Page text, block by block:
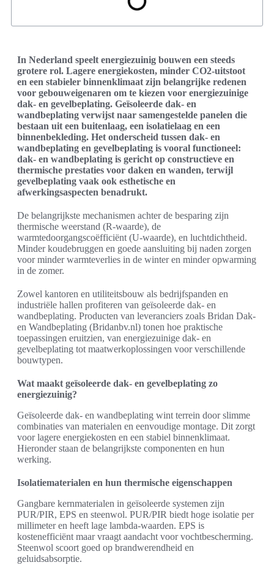
In Nederland speelt energiezuinig bouwen een steeds
grotere rol. Lagere energiekosten, minder CO2-uitstoot
en een stabieler binnenklimaat zijn belangrijke redenen
voor gebouweigenaren om te kiezen voor energiezuinige
dak- en gevelbeplating. Geïsoleerde dak- en
wandbeplating verwijst naar samengestelde panelen die
bestaan uit een buitenlaag, een isolatielaag en een
binnenbekleding. Het onderscheid tussen dak- en
wandbeplating en gevelbeplating is vooral functioneel:
dak- en wandbeplating is gericht op constructieve en
thermische prestaties voor daken en wanden, terwijl
gevelbeplating vaak ook esthetische en
afwerkingsaspecten benadrukt.
De belangrijkste mechanismen achter de besparing zijn
thermische weerstand (R-waarde), de
warmtedoorgangscoëfficiënt (U-waarde), en luchtdichtheid.
Minder koudebruggen en goede aansluiting bij naden zorgen
voor minder warmteverlies in de winter en minder opwarming
in de zomer.
Zowel kantoren en utiliteitsbouw als bedrijfspanden en
industriële hallen profiteren van geïsoleerde dak- en
wandbeplating. Producten van leveranciers zoals Bridan Dak-
en Wandbeplating (Bridanbv.nl) tonen hoe praktische
toepassingen eruitzien, van energiezuinige dak- en
gevelbeplating tot maatwerkoplossingen voor verschillende
bouwtypen.
Wat maakt geïsoleerde dak- en gevelbeplating zo
energiezuinig?
Geïsoleerde dak- en wandbeplating wint terrein door slimme
combinaties van materialen en eenvoudige montage. Dit zorgt
voor lagere energiekosten en een stabiel binnenklimaat.
Hieronder staan de belangrijkste componenten en hun
werking.
Isolatiematerialen en hun thermische eigenschappen
Gangbare kernmaterialen in geïsoleerde systemen zijn
PUR/PIR, EPS en steenwol. PUR/PIR biedt hoge isolatie per
millimeter en heeft lage lambda-waarden. EPS is
kostenefficiënt maar vraagt aandacht voor vochtbescherming.
Steenwol scoort goed op brandwerendheid en
geluidsabsorptie.